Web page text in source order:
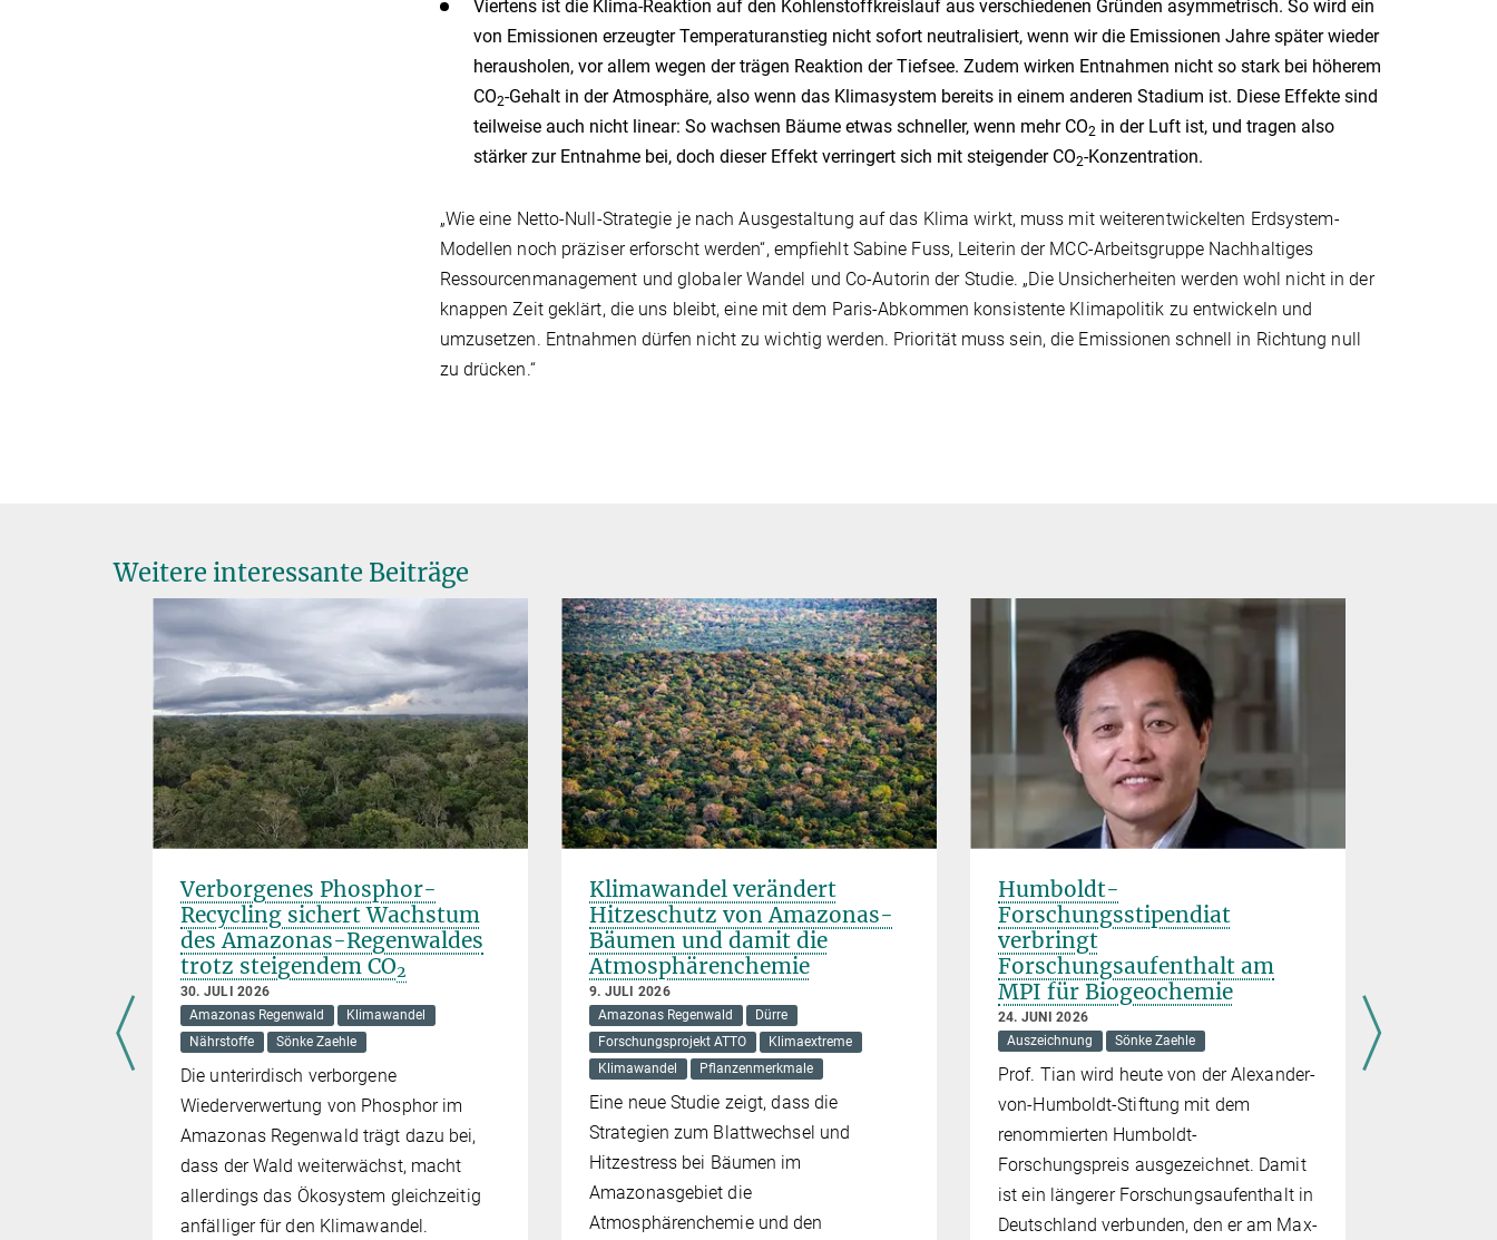
Viertens ist die Klima-Reaktion auf den Kohlenstoffkreislauf aus verschiedenen Gründen asymmetrisch. So wird ein
von Emissionen erzeugter Temperaturanstieg nicht sofort neutralisiert, wenn wir die Emissionen Jahre später wieder
herausholen, vor allem wegen der trägen Reaktion der Tiefsee. Zudem wirken Entnahmen nicht so stark bei höherem
CO2-Gehalt in der Atmosphäre, also wenn das Klimasystem bereits in einem anderen Stadium ist. Diese Effekte sind
teilweise auch nicht linear: So wachsen Bäume etwas schneller, wenn mehr CO2 in der Luft ist, und tragen also
stärker zur Entnahme bei, doch dieser Effekt verringert sich mit steigender CO2-Konzentration.
„Wie eine Netto-Null-Strategie je nach Ausgestaltung auf das Klima wirkt, muss mit weiterentwickelten Erdsystem-
Modellen noch präziser erforscht werden“, empfiehlt Sabine Fuss, Leiterin der MCC-Arbeitsgruppe Nachhaltiges
Ressourcenmanagement und globaler Wandel und Co-Autorin der Studie. „Die Unsicherheiten werden wohl nicht in der
knappen Zeit geklärt, die uns bleibt, eine mit dem Paris-Abkommen konsistente Klimapolitik zu entwickeln und
umzusetzen. Entnahmen dürfen nicht zu wichtig werden. Priorität muss sein, die Emissionen schnell in Richtung null
zu drücken.“
Weitere interessante Beiträge
Verborgenes Phosphor-
Recycling sichert Wachstum
des Amazonas-Regenwaldes
trotz steigendem CO2
30. JULI 2026
Amazonas Regenwald
Klimawandel
Nährstoffe
Sönke Zaehle
Die unterirdisch verborgene
Wiederverwertung von Phosphor im
Amazonas Regenwald trägt dazu bei,
dass der Wald weiterwächst, macht
allerdings das Ökosystem gleichzeitig
anfälliger für den Klimawandel.
Klimawandel verändert
Hitzeschutz von Amazonas-
Bäumen und damit die
Atmosphärenchemie
9. JULI 2026
Amazonas Regenwald
Dürre
Forschungsprojekt ATTO
Klimaextreme
Klimawandel
Pflanzenmerkmale
Eine neue Studie zeigt, dass die
Strategien zum Blattwechsel und
Hitzestress bei Bäumen im
Amazonasgebiet die
Atmosphärenchemie und den
Humboldt-
Forschungsstipendiat
verbringt
Forschungsaufenthalt am
MPI für Biogeochemie
24. JUNI 2026
Auszeichnung
Sönke Zaehle
Prof. Tian wird heute von der Alexander-
von-Humboldt-Stiftung mit dem
renommierten Humboldt-
Forschungspreis ausgezeichnet. Damit
ist ein längerer Forschungsaufenthalt in
Deutschland verbunden, den er am Max-